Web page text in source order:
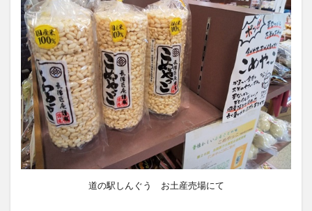
道の駅しんぐう お土産売場にて